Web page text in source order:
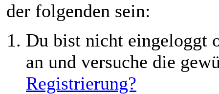
der folgenden sein:
Du bist nicht eingeloggt
an und versuche die
Registrierung?